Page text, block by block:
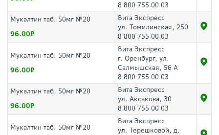
8 800 755 00 03
Мукалтин таб. 50мг №20
96.00
Вита Экспресс
ул. Томилинская, 250
8 800 755 00 03
Мукалтин таб. 50мг №20
96.00
Вита Экспресс
г. Оренбург, ул.
Салмышская, 56 А
8 800 755 00 03
Мукалтин таб. 50мг №20
96.00
Вита Экспресс
ул. Аксакова, 30
8 800 755 00 03
Мукалтин таб. 50мг №20
Вита Экспресс
ул. Терешковой, д.